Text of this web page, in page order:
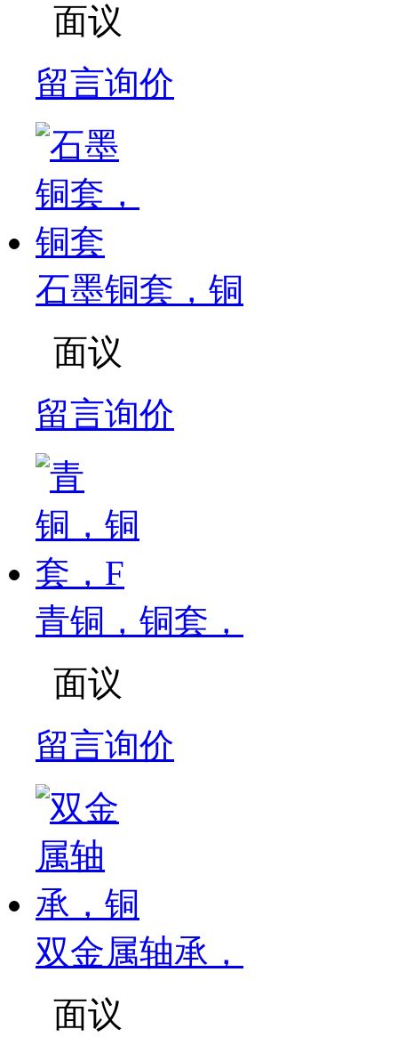
面议
留言询价
石墨铜套，铜
面议
留言询价
青铜，铜套，
面议
留言询价
双金属轴承，
面议